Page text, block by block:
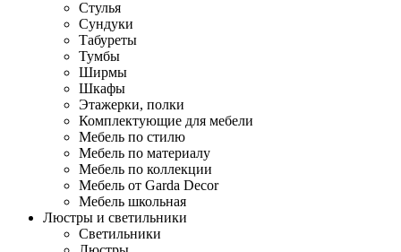
Стулья
Сундуки
Табуреты
Тумбы
Ширмы
Шкафы
Этажерки, полки
Комплектующие для мебели
Мебель по стилю
Мебель по материалу
Мебель по коллекции
Мебель от Garda Decor
Мебель школьная
Люстры и светильники
Светильники